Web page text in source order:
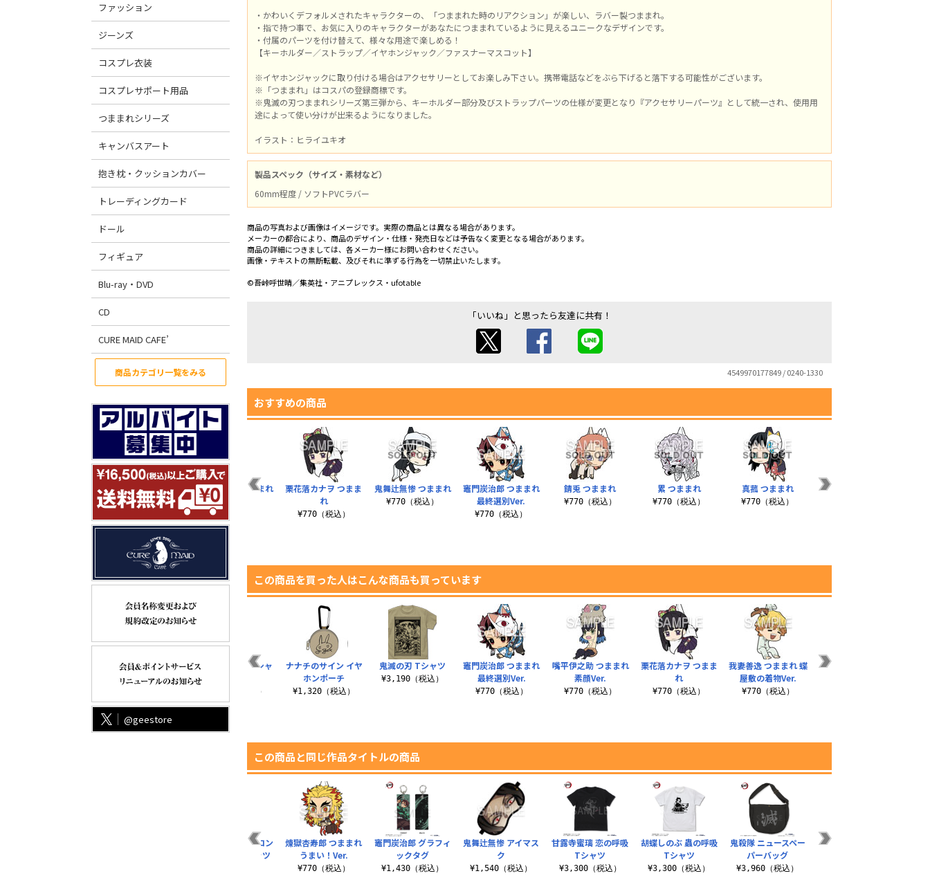
ファッション
ジーンズ
コスプレ衣装
コスプレサポート用品
つままれシリーズ
キャンバスアート
抱き枕・クッションカバー
トレーディングカード
ドール
フィギュア
Blu-ray・DVD
CD
CURE MAID CAFE’
商品カテゴリ一覧をみる
@geestore
・かわいくデフォルメされたキャラクターの、「つままれた時のリアクション」が楽しい、ラバー製つままれ。
・指で持つ事で、お気に入りのキャラクターがあなたにつままれているように見えるユニークなデザインです。
・付属のパーツを付け替えて、様々な用途で楽しめる！
【キーホルダー／ストラップ／イヤホンジャック／ファスナーマスコット】
※イヤホンジャックに取り付ける場合はアクセサリーとしてお楽しみ下さい。携帯電話などをぶら下げると落下する可能性がございます。
※「つままれ」はコスパの登録商標です。
※鬼滅の刃つままれシリーズ第三弾から、キーホルダー部分及びストラップパーツの仕様が変更となり『アクセサリーパーツ』として統一され、使用用
途によって使い分けが出来るようになりました。
イラスト：ヒライユキオ
製品スペック（サイズ・素材など）
60mm程度 / ソフトPVCラバー
商品の写真および画像はイメージです。実際の商品とは異なる場合があります。
メーカーの都合により、商品のデザイン・仕様・発売日などは予告なく変更となる場合があります。
商品の詳細につきましては、各メーカー様にお問い合わせください。
画像・テキストの無断転載、及びそれに準ずる行為を一切禁止いたします。
©吾峠呼世晴／集英社・アニプレックス・ufotable
「いいね」と思ったら友達に共有！
4549970177849 / 0240-1330
おすすめの商品
竈門炭治郎 つままれ
最終選別Ver.
¥770（税込）
錆兎 つままれ
¥770（税込）
累 つままれ
¥770（税込）
真菰 つままれ
¥770（税込）
産屋敷耀哉 つままれ
我妻善逸 つままれ 蝶
屋敷の着物Ver.
嘴平伊之助 つままれ
素顔Ver.
¥770（税込）
栗花落カナヲ つまま
れ
¥770（税込）
鬼舞辻無惨 つままれ
¥770（税込）
この商品を買った人はこんな商品も買っています
竈門炭治郎 つままれ
最終選別Ver.
¥770（税込）
嘴平伊之助 つままれ
素顔Ver.
¥770（税込）
栗花落カナヲ つまま
れ
¥770（税込）
我妻善逸 つままれ 蝶
屋敷の着物Ver.
¥770（税込）
愈史郎の血鬼術の札
鬼殺隊 リブなしロン
グスリーブTシャツ
藤の花の家紋 Tシャ
¥3,190（税込）
ナナチのサイン イヤ
ホンポーチ
¥1,320（税込）
鬼滅の刃 Tシャツ
¥3,190（税込）
この商品と同じ作品タイトルの商品
鬼舞辻無惨 アイマス
ク
¥1,540（税込）
甘露寺蜜璃 恋の呼吸
Tシャツ
¥3,300（税込）
胡蝶しのぶ 蟲の呼吸
Tシャツ
¥3,300（税込）
鬼殺隊 ニュースペー
パーバッグ
¥3,960（税込）
蟲柱 脱着式フルカラ
鬼殺隊 リブなしロン
グスリーブTシャツ
煉獄杏寿郎 つままれ
うまい！Ver.
¥770（税込）
竈門炭治郎 グラフィ
ックタグ
¥1,430（税込）